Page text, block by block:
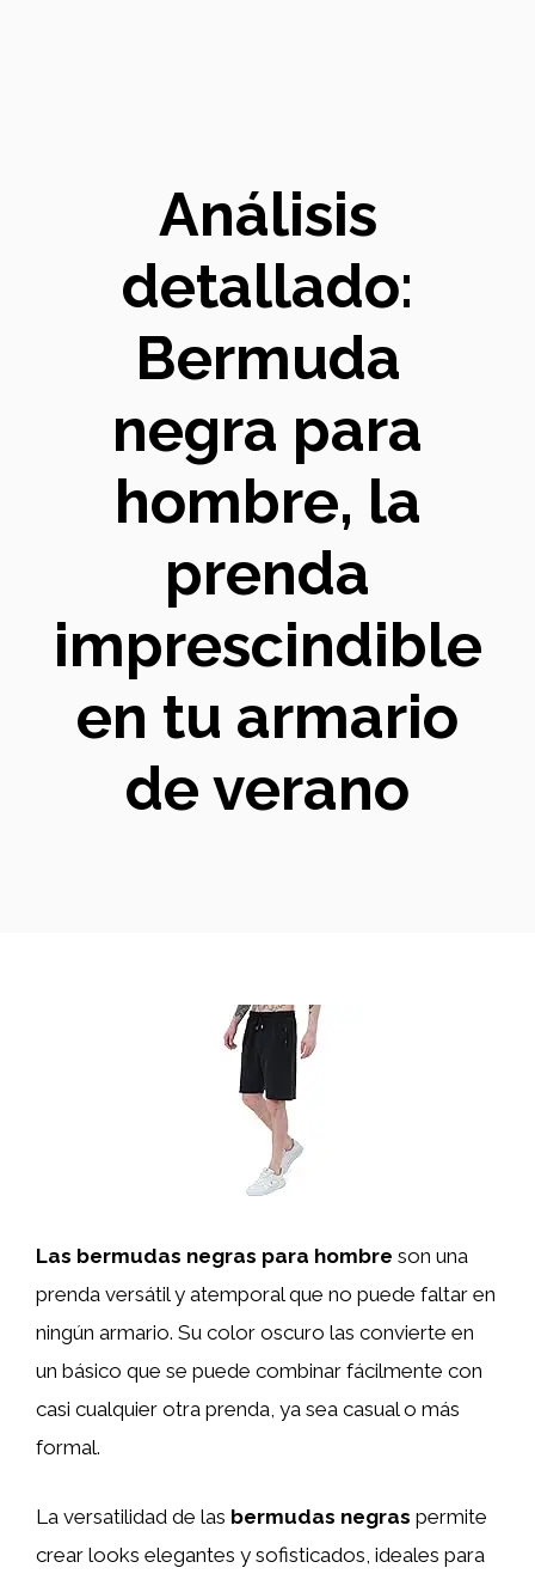
Análisis
detallado:
Bermuda
negra para
hombre, la
prenda
imprescindible
en tu armario
de verano
Las bermudas negras para hombre son una
prenda versátil y atemporal que no puede faltar en
ningún armario. Su color oscuro las convierte en
un básico que se puede combinar fácilmente con
casi cualquier otra prenda, ya sea casual o más
formal.
La versatilidad de las bermudas negras permite
crear looks elegantes y sofisticados, ideales para